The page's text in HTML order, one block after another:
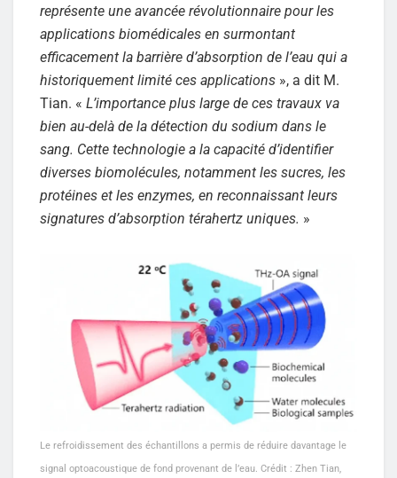
représente une avancée révolutionnaire pour les
applications biomédicales en surmontant
efficacement la barrière d’absorption de l’eau qui a
historiquement limité ces applications », a dit M.
Tian. « L’importance plus large de ces travaux va
bien au-delà de la détection du sodium dans le
sang. Cette technologie a la capacité d’identifier
diverses biomolécules, notamment les sucres, les
protéines et les enzymes, en reconnaissant leurs
signatures d’absorption térahertz uniques. »
Le refroidissement des échantillons a permis de réduire davantage le
signal optoacoustique de fond provenant de l’eau. Crédit : Zhen Tian,